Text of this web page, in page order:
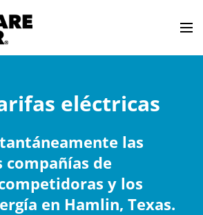
eléctricas
las
de
y los
en Hamlin, Texas.